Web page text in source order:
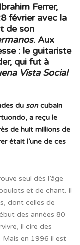
Ferrer,
février avec la
de son
. Aux
: le guitariste
qui fut à
Vista Social
du soncubain
a reçu le
de huit millions de
était l’une de ces
seul dès l’âge
et de chant. Il
dont celles de
des années 80
il cire des
Mais en 1996 il est